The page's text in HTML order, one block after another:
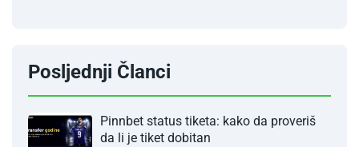
Posljednji Članci
Pinnbet status tiketa: kako da proveriš
da li je tiket dobitan